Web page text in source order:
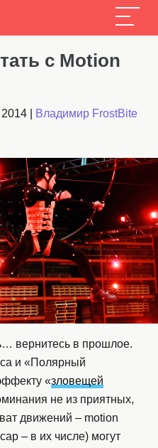
с Motion
2014
Владимир FrostBite
вернитесь в прошлое.
и «Полярный
«зловещей
не из приятных,
движений – motion
– в их числе) могут